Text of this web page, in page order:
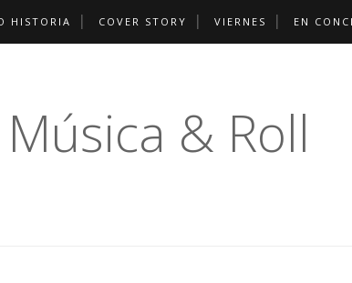
HISTORIA COVER STORY VIERNES EN
Música & Roll